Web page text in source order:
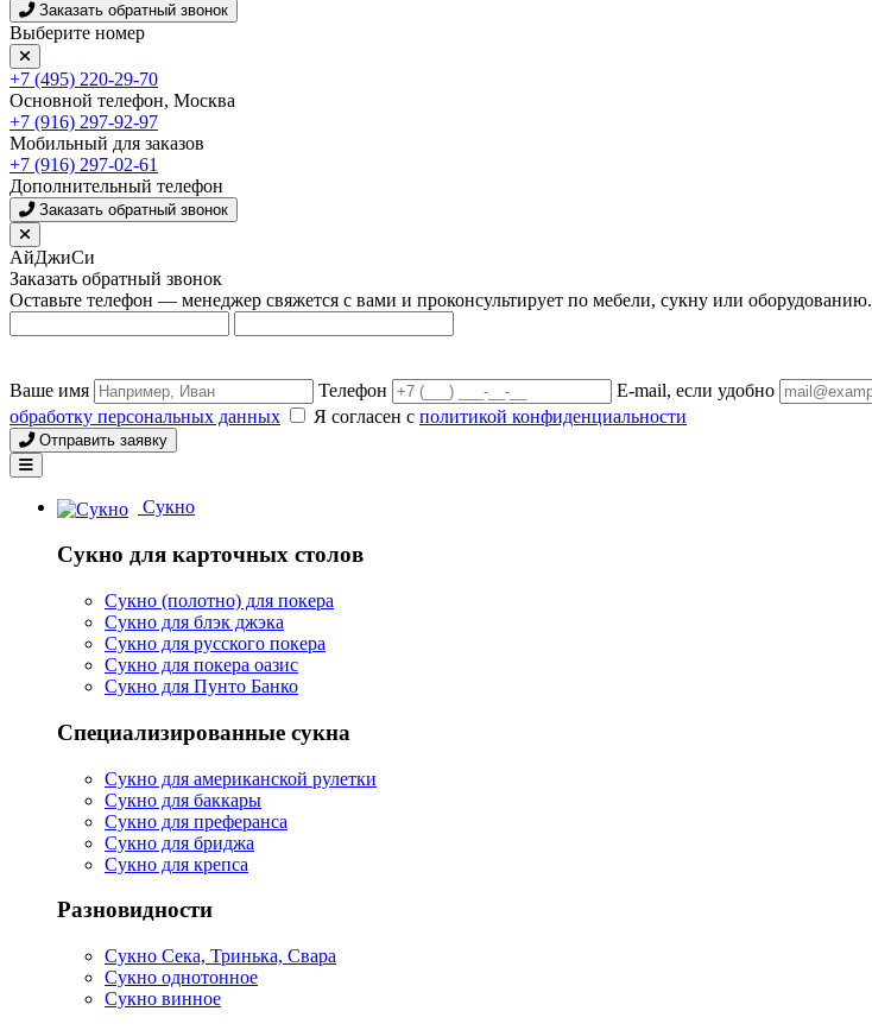
Заказать обратный звонок
Выберите номер
+7 (495) 220-29-70
Основной телефон, Москва
+7 (916) 297-92-97
Мобильный для заказов
+7 (916) 297-02-61
Дополнительный телефон
Заказать обратный звонок
АйДжиСи
Заказать обратный звонок
Оставьте телефон — менеджер свяжется с вами и проконсультирует по мебели, сукну или оборудованию.
Ваше имя Телефон E-mail, если удобно
обработку персональных данных
Я согласен с политикой конфиденциальности
Отправить заявку
Сукно
Сукно для карточных столов
Сукно (полотно) для покера
Сукно для блэк джэка
Сукно для русского покера
Сукно для покера оазис
Сукно для Пунто Банко
Специализированные сукна
Сукно для американской рулетки
Сукно для баккары
Сукно для преферанса
Сукно для бриджа
Сукно для крепса
Разновидности
Сукно Сека, Тринька, Свара
Сукно однотонное
Сукно винное